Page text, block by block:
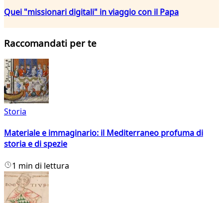
Quei "missionari digitali" in viaggio con il Papa
Raccomandati per te
Storia
Materiale e immaginario: il Mediterraneo profuma di
storia e di spezie
1 min di lettura